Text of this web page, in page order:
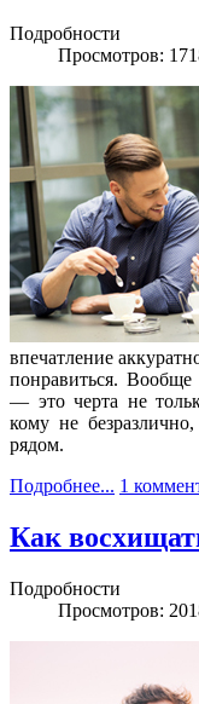
Подробности
Просмотров:
впечатление
понравиться.
— это черта не
кому не
рядом.
Подробнее... 1
Как
Подробности
Просмотров: